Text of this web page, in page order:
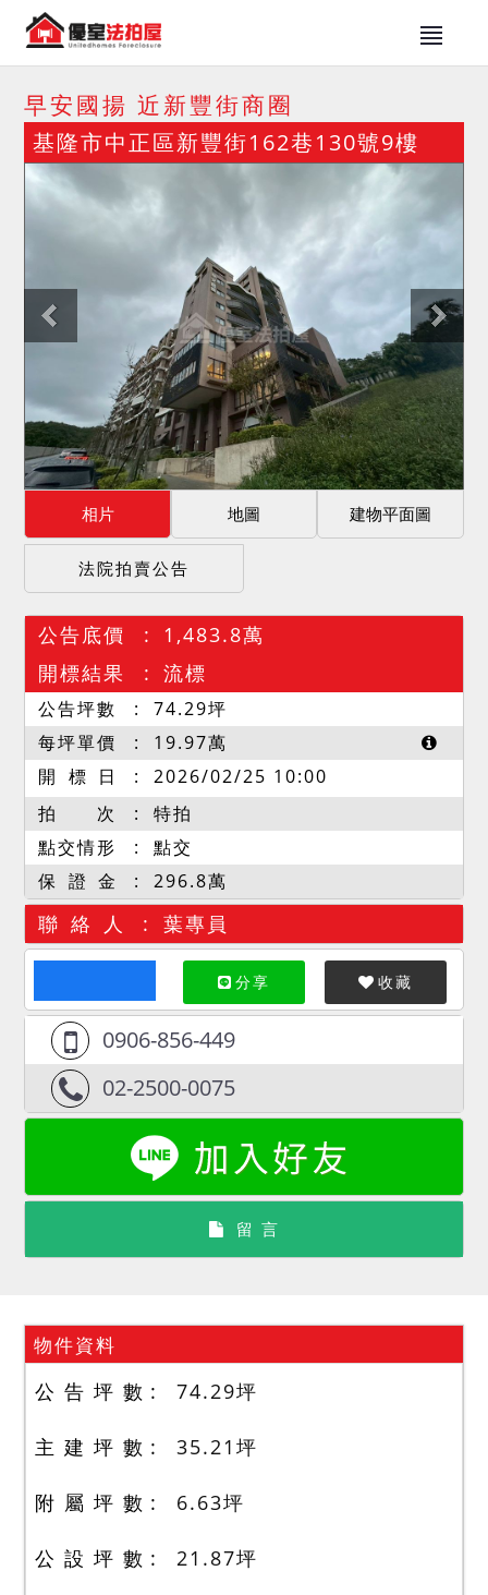
早安國揚 近新豐街商圈
基隆市中正區新豐街162巷130號9樓
相片 地圖 建物平面圖
法院拍賣公告
公告底價
1,483.8萬
開標結果
流標
公告坪數 74.29坪
每坪單價
19.97萬
開 標 日
2026/02/25 10:00
拍 次
特拍
點交情形
點交
保 證 金
296.8萬
聯 絡 人 葉專員
分享 收藏
0906-856-449
02-2500-0075
留 言
物件資料
公 告 坪 數 74.29坪
主 建 坪 數 35.21 坪
附 屬 坪 數 6.63坪
公 設 坪 數 21.87坪